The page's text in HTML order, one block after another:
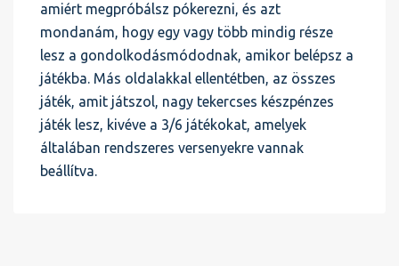
amiért megpróbálsz pókerezni, és azt
mondanám, hogy egy vagy több mindig része
lesz a gondolkodásmódodnak, amikor belépsz a
játékba. Más oldalakkal ellentétben, az összes
játék, amit játszol, nagy tekercses készpénzes
játék lesz, kivéve a 3/6 játékokat, amelyek
általában rendszeres versenyekre vannak
beállítva.